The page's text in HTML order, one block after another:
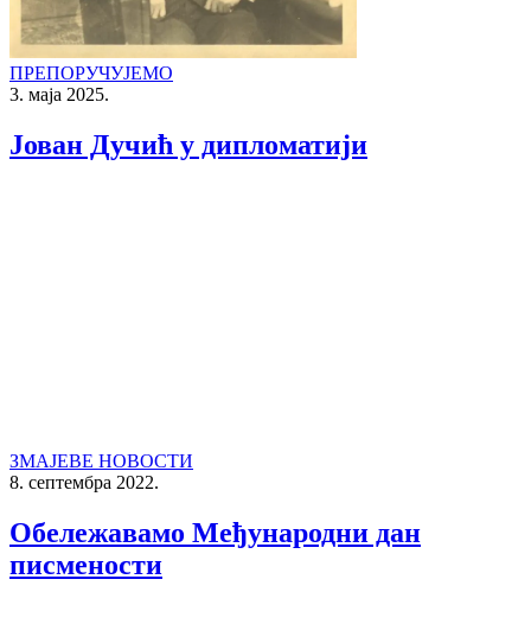
ПРЕПОРУЧУЈЕМО
3. маја 2025.
Јован Дучић у дипломатији
ЗМАЈЕВЕ НОВОСТИ
8. септембра 2022.
Обележавамо Међународни дан
писмености